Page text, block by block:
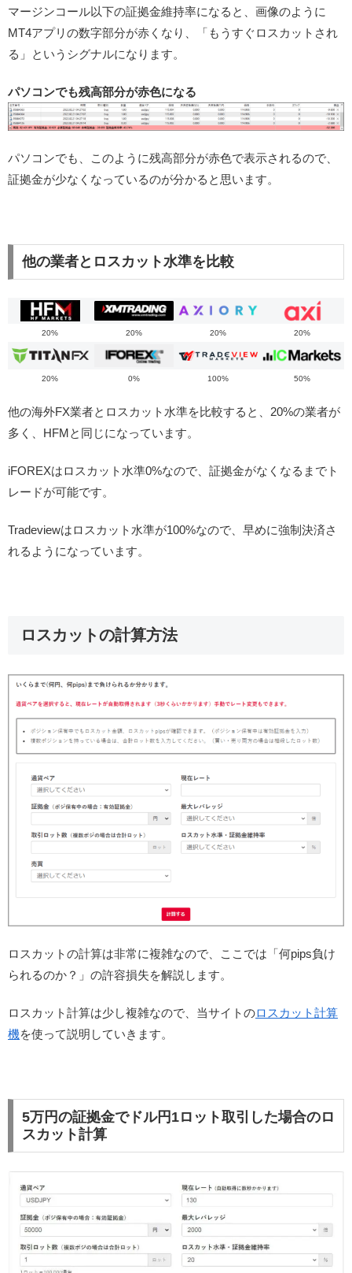
マージンコール以下の証拠金維持率になると、画像のように
MT4アプリの数字部分が赤くなり、「もうすぐロスカットされ
る」というシグナルになります。
パソコンでも残高部分が赤色になる
パソコンでも、このように残高部分が赤色で表示されるので、
証拠金が少なくなっているのが分かると思います。
他の業者とロスカット水準を比較
20% 20% 20% 20%
20% 0% 100% 50%
他の海外FX業者とロスカット水準を比較すると、20%の業者が
多く、HFMと同じになっています。
iFOREXはロスカット水準0%なので、証拠金がなくなるまでト
レードが可能です。
Tradeviewはロスカット水準が100%なので、早めに強制決済さ
れるようになっています。
ロスカットの計算方法
ロスカットの計算は非常に複雑なので、ここでは「何pips負け
られるのか？」の許容損失を解説します。
ロスカット計算は少し複雑なので、当サイトのロスカット計算
機を使って説明していきます。
5万円の証拠金でドル円1ロット取引した場合のロ
スカット計算